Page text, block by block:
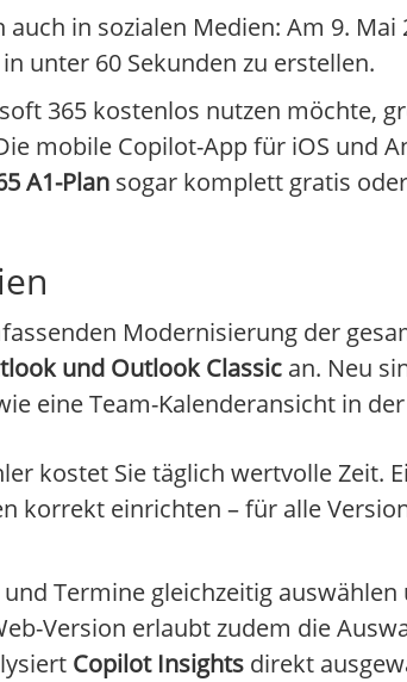
in sozialen Medien: Am 9.
unter 60 Sekunden zu erstellen.
365 kostenlos nutzen möchte,
mobile Copilot-App für iOS und
A1-Plan sogar komplett gratis
Modernisierung der
und Outlook Classic an. Neu
eine Team-Kalenderansicht in
kostet Sie täglich wertvolle Zeit.
korrekt einrichten – für alle
Termine gleichzeitig auswählen
Version erlaubt zudem die
Copilot Insights direkt